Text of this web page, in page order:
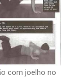
com joelho no